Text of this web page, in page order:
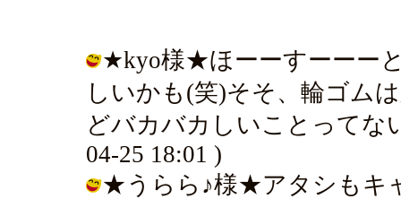
★kyo様★ほーーすーーー
しいかも(笑)そそ、輪ゴム
どバカバカしいことってな
04-25 18:01 )
★うらら♪様★アタシもキ